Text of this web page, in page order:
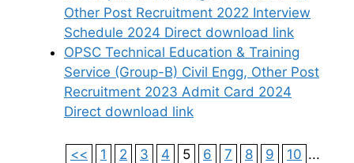
Other Post Recruitment 2022 Interview
Schedule 2024 Direct download link
OPSC Technical Education & Training
Service (Group-B) Civil Engg, Other Post
Recruitment 2023 Admit Card 2024
Direct download link
<< 1 2 3 4 5 6 7 8 9 10 ...